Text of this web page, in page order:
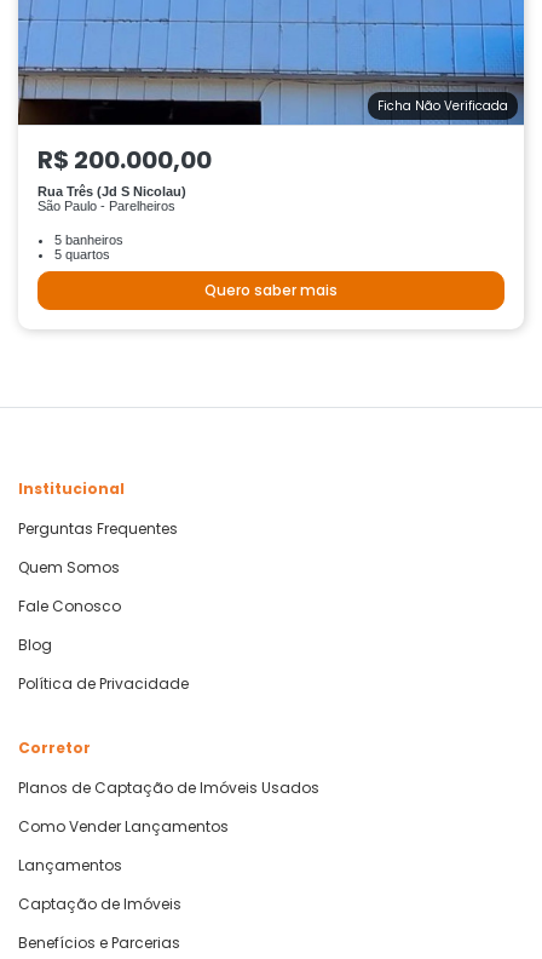
Ficha Não Verificada
R$ 200.000,00
Rua Três (Jd S Nicolau)
São Paulo - Parelheiros
5 banheiros
5 quartos
Quero saber mais
Institucional
Perguntas Frequentes
Quem Somos
Fale Conosco
Blog
Política de Privacidade
Corretor
Planos de Captação de Imóveis Usados
Como Vender Lançamentos
Lançamentos
Captação de Imóveis
Benefícios e Parcerias